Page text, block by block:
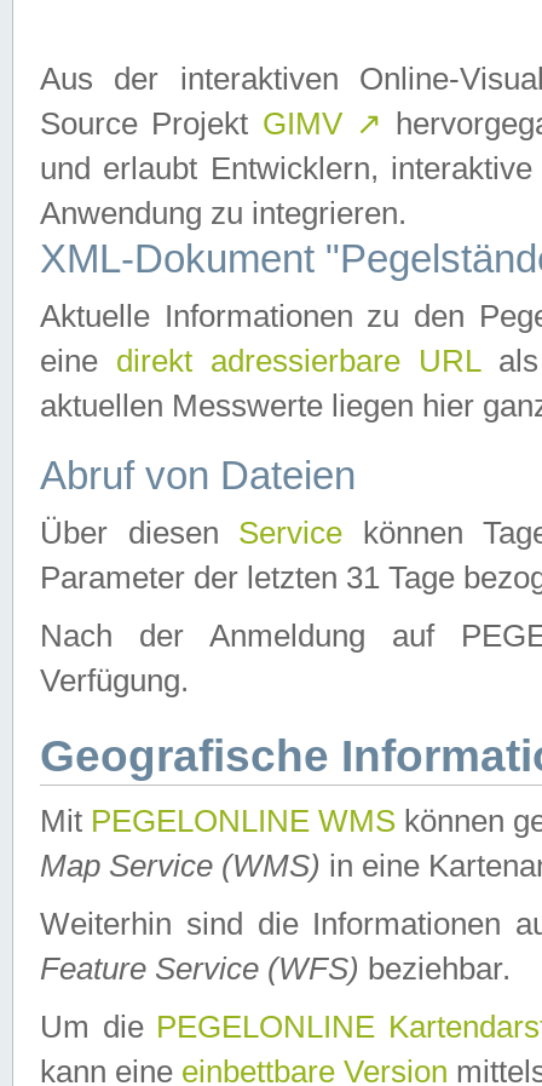
Aus der interaktiven Online-
Source Projekt GIMV ↗
und erlaubt Entwicklern,
Anwendung zu integrieren.
XML-Dokument
Aktuelle Informationen zu den
eine direkt adressierbare URLals
aktuellen Messwerte liegen hier
Abruf von Dateien
Über diesen Service können
Parameter der letzten 31 Tage
Nach der Anmeldung auf
Verfügung.
Geografische
Mit PEGELONLINE WMS können
Map Service (WMS) in eine
Weiterhin sind die Informationen
Feature Service (WFS) beziehbar.
Um die PEGELONLINE
kann eine einbettbare Version